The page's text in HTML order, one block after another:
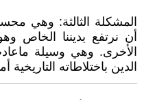
المشكلة الثالثة: وهي
أن نرتفع بديننا الخاص
الأخرى. وهي وسيلة
الدين باختلاطاته التاريخية